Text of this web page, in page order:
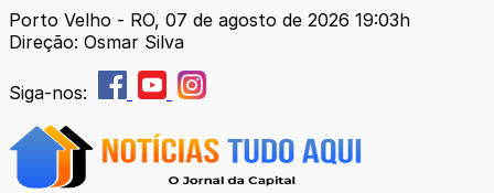
Porto Velho - RO, 07 de agosto de 2026 19:03h
Direção: Osmar Silva
Siga-nos: